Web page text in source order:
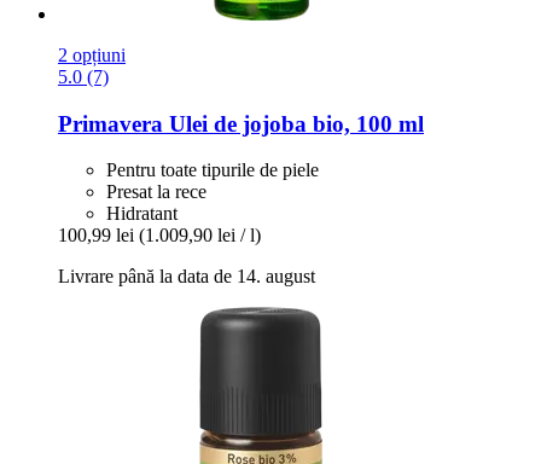
2 opțiuni
5.0 (7)
Primavera Ulei de jojoba bio, 100 ml
Pentru toate tipurile de piele
Presat la rece
Hidratant
100,99 lei (1.009,90 lei / l)
Livrare până la data de 14. august